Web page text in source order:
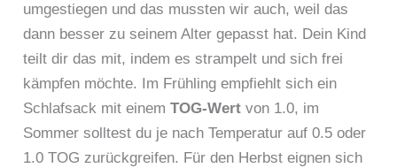
umgestiegen und das mussten wir auch, weil das
dann besser zu seinem Alter gepasst hat. Dein Kind
teilt dir das mit, indem es strampelt und sich frei
kämpfen möchte. Im Frühling empfiehlt sich ein
Schlafsack mit einemTOG-Wert von 1.0, im
Sommer solltest du je nach Temperatur auf 0.5 oder
1.0 TOG zurückgreifen. Für den Herbst eignen sich